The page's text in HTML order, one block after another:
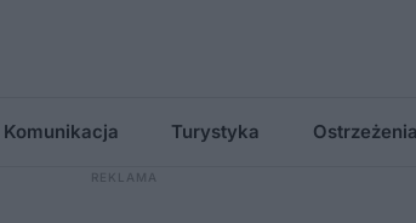
Komunikacja Turystyka Ostrzeżenia